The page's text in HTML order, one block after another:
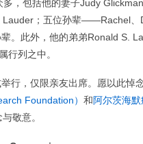
，包括他的妻子Judy
；五位孙辈——Rachel、
。此外，他的弟弟Ronald S.
行列之中。
行，仅限亲友出席。愿以此悼
Foundation） 和阿尔茨海
敬意。